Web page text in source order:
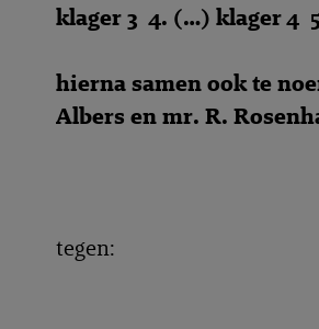
klager 3 4. (…) klager 4
hierna samen ook te
Albers en mr. R.
tegen: